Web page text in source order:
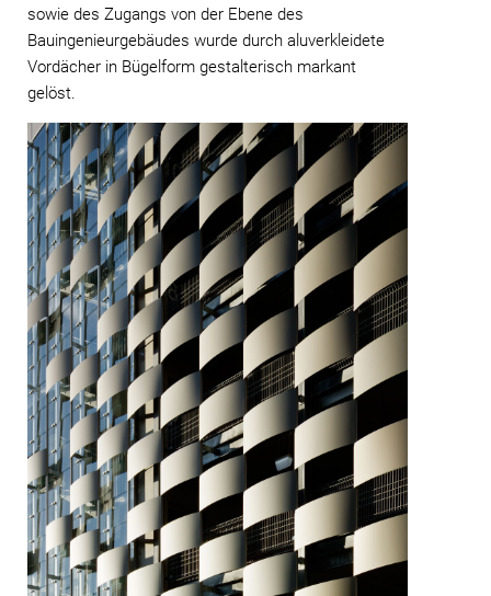
sowie des Zugangs von der Ebene des
Bauingenieurgebäudes wurde durch aluverkleidete
Vordächer in Bügelform gestalterisch markant
gelöst.